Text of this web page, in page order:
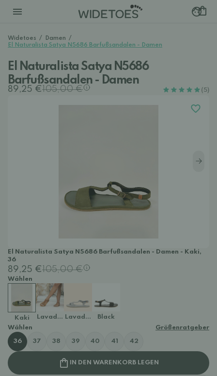
Widetoes / Damen /
El Naturalista Satya N5686 Barfußsandalen - Damen
El Naturalista Satya N5686
Barfußsandalen - Damen
89,25 €105,00 € (5)
El Naturalista Satya N5686 Barfußsandalen - Damen - Kaki,
36
89,25 €105,00 €
Wählen
Kaki Lavado CueroLavado Denim
Black
Wählen
Größenratgeber
36 37 38 39 40 41 42
IN DEN WARENKORB LEGEN